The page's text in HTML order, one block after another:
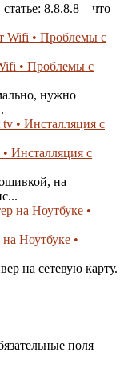
8.8.8.8 – что
• Проблемы с
нужно
Инсталляция с
на
Ноутбуке •
на сетевую карту.
поля